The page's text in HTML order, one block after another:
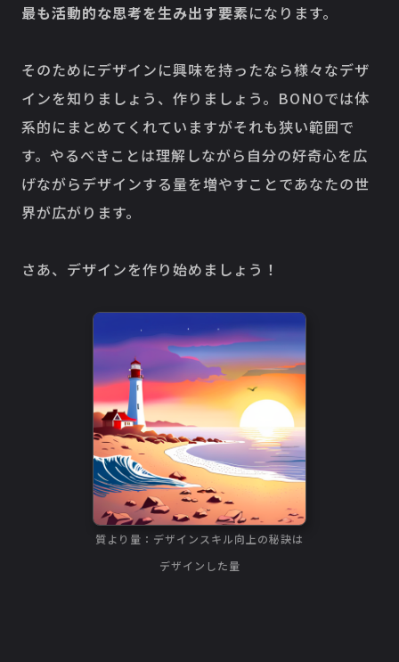
最も活動的な思考を生み出す要素になります。
そのためにデザインに興味を持ったなら様々なデザ
インを知りましょう、作りましょう。BONOでは体
系的にまとめてくれていますがそれも狭い範囲で
す。やるべきことは理解しながら自分の好奇心を広
げながらデザインする量を増やすことであなたの世
界が広がります。
さあ、デザインを作り始めましょう！
質より量：デザインスキル向上の秘訣は
デザインした量